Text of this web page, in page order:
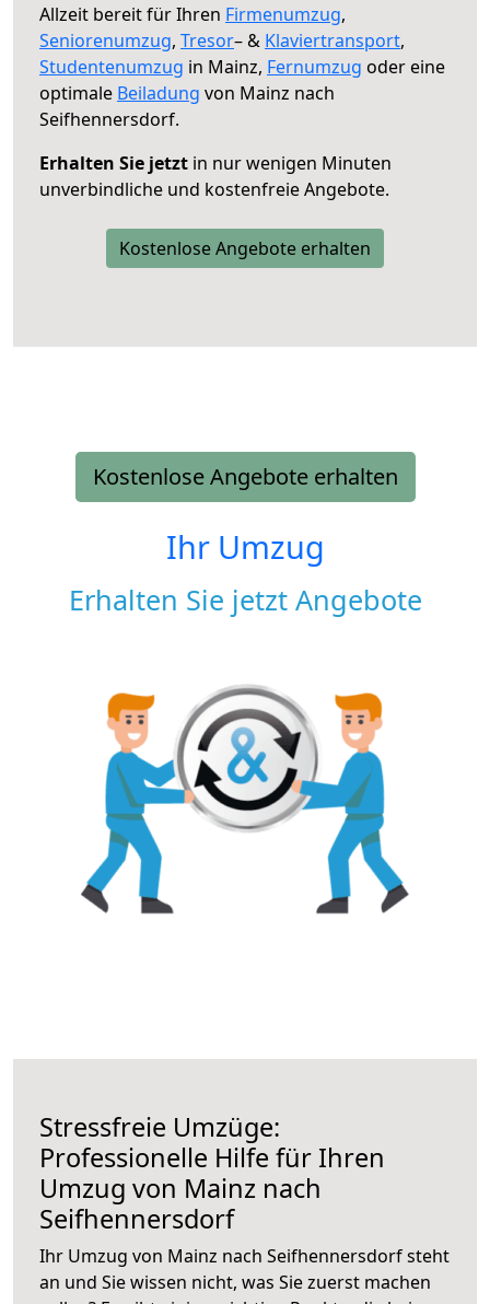
Allzeit bereit für Ihren Firmenumzug,
Seniorenumzug, Tresor– & Klaviertransport,
Studentenumzug in Mainz, Fernumzug oder eine
optimale Beiladung von Mainz nach
Seifhennersdorf.
Erhalten Sie jetzt in nur wenigen Minuten
unverbindliche und kostenfreie Angebote.
Kostenlose Angebote erhalten
Kostenlose Angebote erhalten
Ihr Umzug
Erhalten Sie jetzt Angebote
Stressfreie Umzüge:
Professionelle Hilfe für Ihren
Umzug von Mainz nach
Seifhennersdorf
Ihr Umzug von Mainz nach Seifhennersdorf steht
an und Sie wissen nicht, was Sie zuerst machen